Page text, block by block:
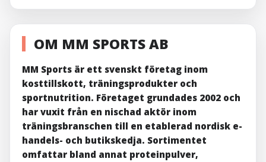
OM MM SPORTS AB
MM Sports är ett svenskt företag inom
kosttillskott, träningsprodukter och
sportnutrition. Företaget grundades 2002 och
har vuxit från en nischad aktör inom
träningsbranschen till en etablerad nordisk e-
handels- och butikskedja. Sortimentet
omfattar bland annat proteinpulver,